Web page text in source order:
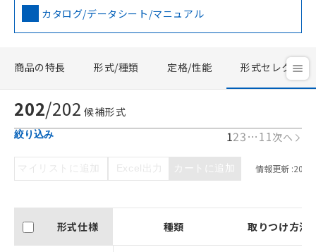
カタログ/データシート/マニュアル
商品の特長 形式/種類 定格/性能 形式セレクタ
202/202 候補形式
絞り込み 123…11次へ
マイリストに追加 Excel出力 カートに追加 情報更新 :
形式仕様 種類 取りつけ方法